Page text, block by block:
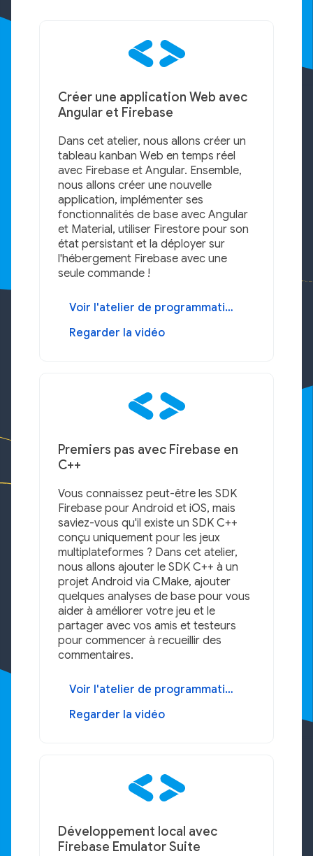
Créer une application Web avec
Angular et Firebase
Dans cet atelier, nous allons créer un
tableau kanban Web en temps réel
avec Firebase et Angular. Ensemble,
nous allons créer une nouvelle
application, implémenter ses
fonctionnalités de base avec Angular
et Material, utiliser Firestore pour son
état persistant et la déployer sur
l'hébergement Firebase avec une
seule commande !
Voir l'atelier de programmation
Regarder la vidéo
Premiers pas avec Firebase en
C++
Vous connaissez peut-être les SDK
Firebase pour Android et iOS, mais
saviez-vous qu'il existe un SDK C++
conçu uniquement pour les jeux
multiplateformes ? Dans cet atelier,
nous allons ajouter le SDK C++ à un
projet Android via CMake, ajouter
quelques analyses de base pour vous
aider à améliorer votre jeu et le
partager avec vos amis et testeurs
pour commencer à recueillir des
commentaires.
Voir l'atelier de programmation
Regarder la vidéo
Développement local avec
Firebase Emulator Suite